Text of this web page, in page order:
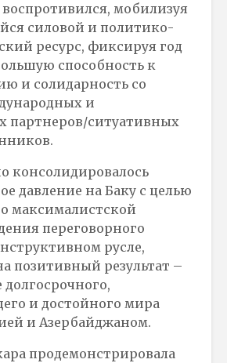
мобилизуя
силовой и политико-
ресурс, фиксируя год
способность к
и солидарность со
и
партнеров/ситуативных
консолидировалось
давление на Баку с целью
максималистской
переговорного
русле,
позитивный результат –
и достойного мира
и Азербайджаном.
продемонстрировала